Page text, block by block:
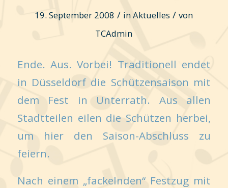
19. September 2008 / inAktuelles / von
TCAdmin
Ende. Aus. Vorbei! Traditionell endet
in Düsseldorf die Schützensaison mit
dem Fest in Unterrath. Aus allen
Stadtteilen eilen die Schützen herbei,
um hier den Saison-Abschluss zu
feiern.
Nach einem „fackelnden“ Festzug mit